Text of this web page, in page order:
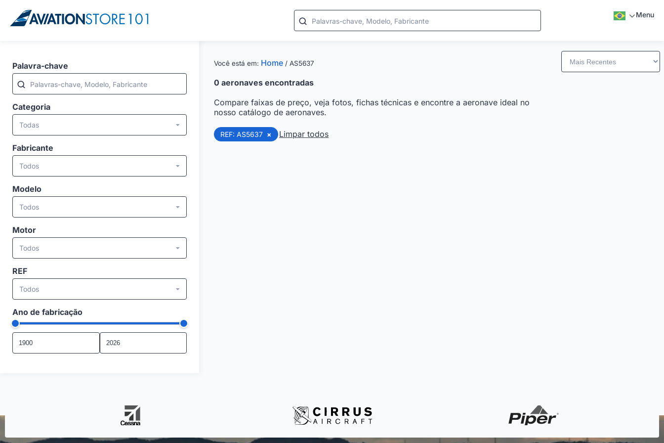
Palavras-chave, Modelo, Fabricante
Menu
Palavra-chave
Palavras-chave, Modelo, Fabricante
Categoria
Todas
Fabricante
Todos
Modelo
Todos
Motor
Todos
REF
Todos
Ano de fabricação
Você está em: Home /AS5637
0 aeronaves encontradas
Compare faixas de preço, veja fotos, fichas técnicas e encontre a aeronave ideal no
nosso catálogo de aeronaves.
REF: AS5637 × Limpar todos